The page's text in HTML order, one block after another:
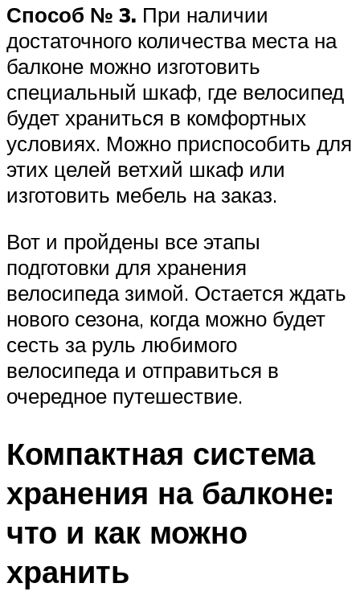
Способ № 3. При наличии
достаточного количества места на
балконе можно изготовить
специальный шкаф, где велосипед
будет храниться в комфортных
условиях. Можно приспособить для
этих целей ветхий шкаф или
изготовить мебель на заказ.
Вот и пройдены все этапы
подготовки для хранения
велосипеда зимой. Остается ждать
нового сезона, когда можно будет
сесть за руль любимого
велосипеда и отправиться в
очередное путешествие.
Компактная система
хранения на балконе:
что и как можно
хранить